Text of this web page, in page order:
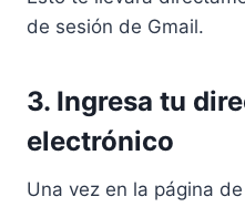
de sesión de Gmail.
3. Ingresa tu
electrónico
Una vez en la página